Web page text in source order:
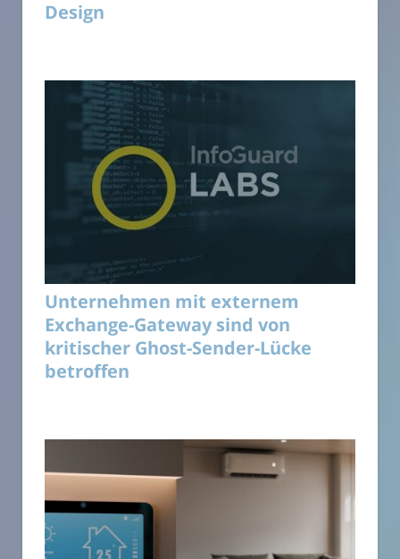
Design
Unternehmen mit externem
Exchange-Gateway sind von
kritischer Ghost-Sender-Lücke
betroffen